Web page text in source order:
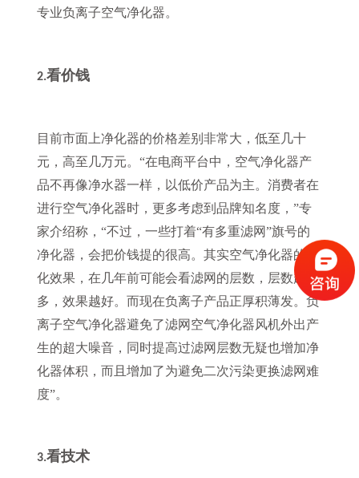
专业负离子空气净化器。
2.看价钱
目前市面上净化器的价格差别非常大，低至几十
元，高至几万元。“在电商平台中，空气净化器产
品不再像净水器一样，以低价产品为主。消费者在
进行空气净化器时，更多考虑到品牌知名度，”专
家介绍称，“不过，一些打着“有多重滤网”旗号的
净化器，会把价钱提的很高。其实空气净化器的净
化效果，在几年前可能会看滤网的层数，层数越
多，效果越好。而现在负离子产品正厚积薄发。负
离子空气净化器避免了滤网空气净化器风机外出产
生的超大噪音，同时提高过滤网层数无疑也增加净
化器体积，而且增加了为避免二次污染更换滤网难
度”。
3.看技术